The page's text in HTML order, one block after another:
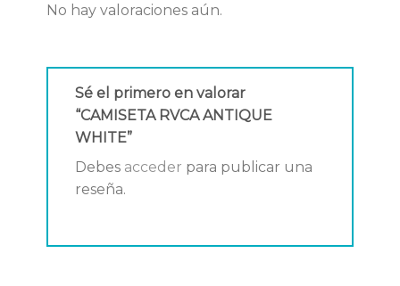
No hay valoraciones aún.
Sé el primero en valorar
“CAMISETA RVCA ANTIQUE
WHITE”
Debes acceder para publicar una
reseña.